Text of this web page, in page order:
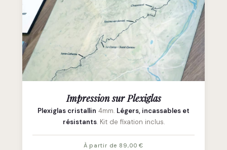
Impression sur Plexiglas
Plexiglas cristallin 4mm. Légers, incassables et
résistants. Kit de fixation inclus.
À partir de 89,00 €